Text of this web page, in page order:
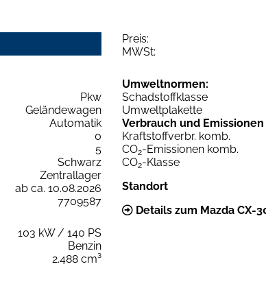
Preis:
MWSt:
Pkw
Geländewagen
Automatik
0
5
Schwarz
Zentrallager
ab ca. 10.08.2026
7709587
103 kW / 140 PS
Benzin
2.488 cm³
Umweltnormen:
Schadstoffklasse
Umweltplakette
Verbrauch und Emissionen
Kraftstoffverbr. komb.
CO2-Emissionen komb.
CO2-Klasse
Standort
Details zum Mazda CX-